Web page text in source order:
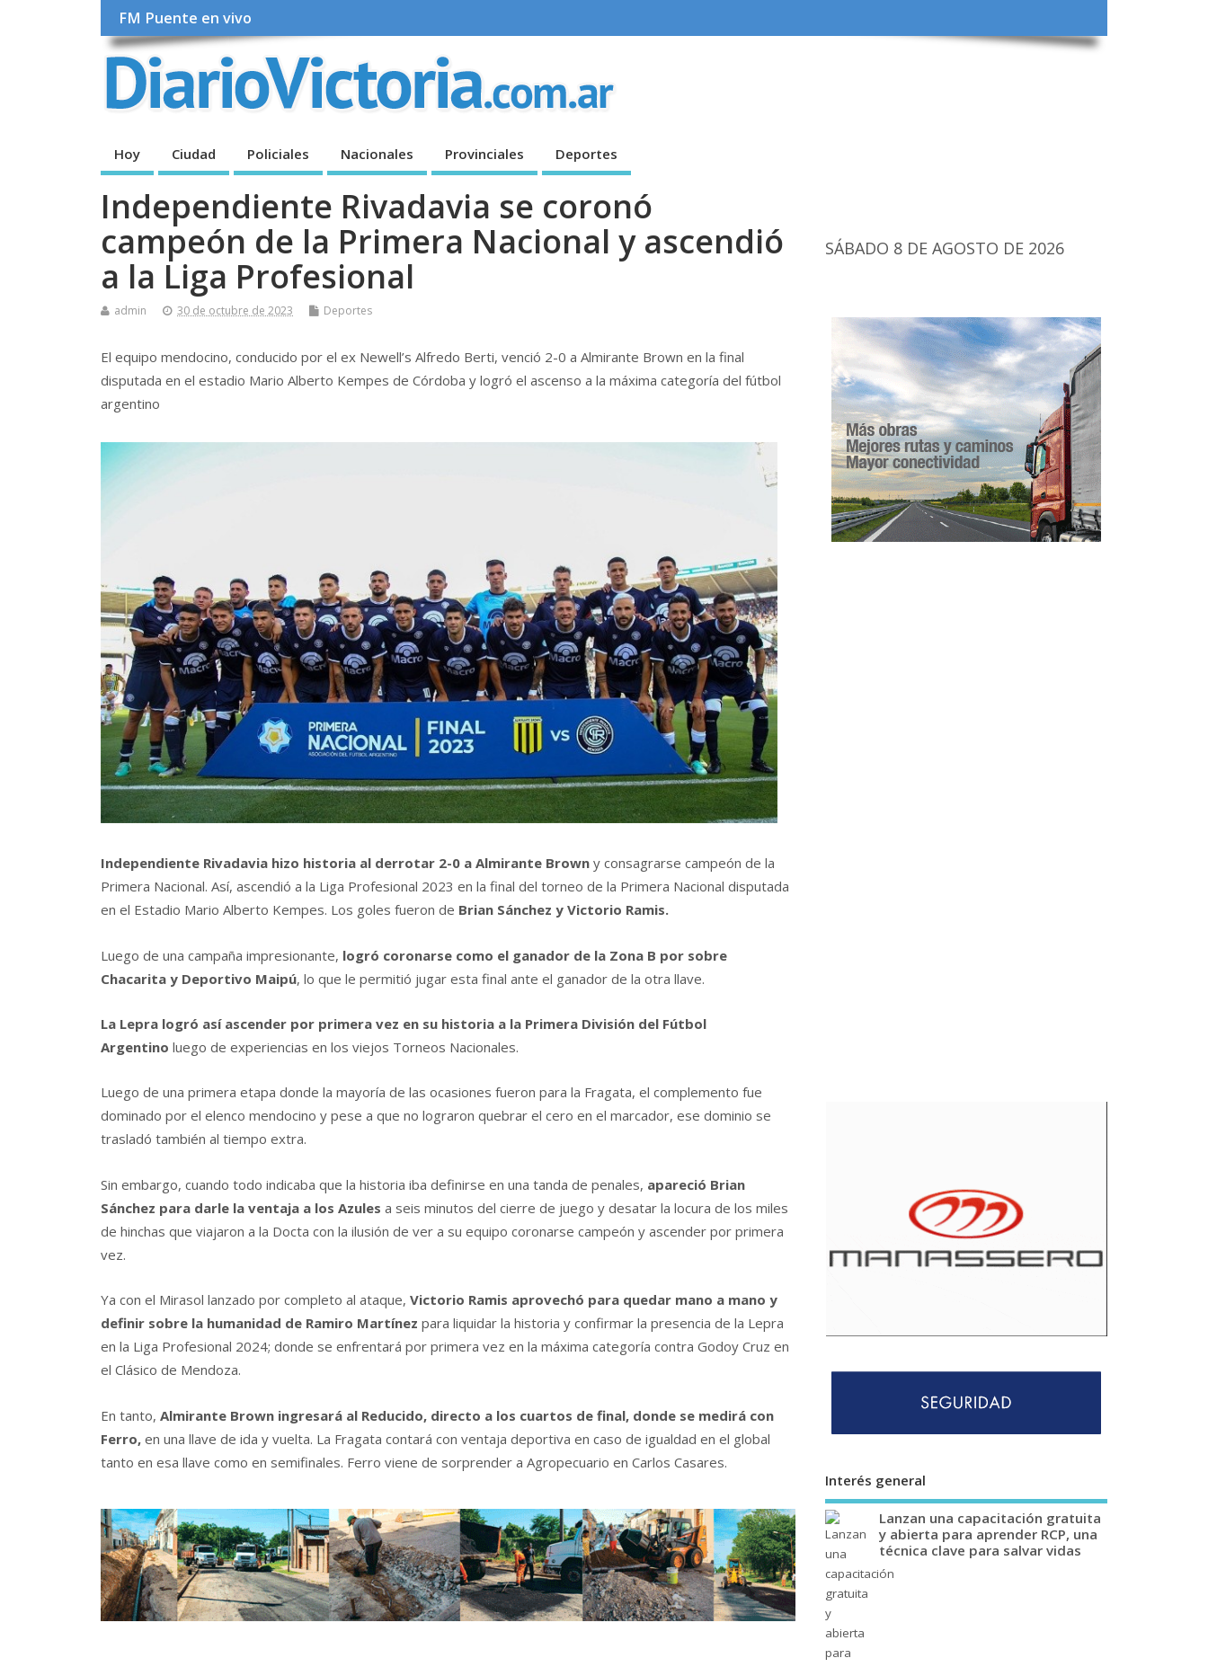
FM Puente en vivo
Hoy Ciudad Policiales Nacionales Provinciales Deportes
Independiente Rivadavia se coronó
campeón de la Primera Nacional y ascendió
a la Liga Profesional
admin 30 de octubre de 2023 Deportes
El equipo mendocino, conducido por el ex Newell’s Alfredo Berti, venció 2-0 a Almirante Brown en la final
disputada en el estadio Mario Alberto Kempes de Córdoba y logró el ascenso a la máxima categoría del fútbol
argentino
Independiente Rivadavia hizo historia al derrotar 2-0 a Almirante Brown y consagrarse campeón de la
Primera Nacional. Así, ascendió a la Liga Profesional 2023 en la final del torneo de la Primera Nacional disputada
en el Estadio Mario Alberto Kempes. Los goles fueron de Brian Sánchez y Victorio Ramis.
Luego de una campaña impresionante, logró coronarse como el ganador de la Zona B por sobre
Chacarita y Deportivo Maipú, lo que le permitió jugar esta final ante el ganador de la otra llave.
La Lepra logró así ascender por primera vez en su historia a la Primera División del Fútbol
Argentino luego de experiencias en los viejos Torneos Nacionales.
Luego de una primera etapa donde la mayoría de las ocasiones fueron para la Fragata, el complemento fue
dominado por el elenco mendocino y pese a que no lograron quebrar el cero en el marcador, ese dominio se
trasladó también al tiempo extra.
Sin embargo, cuando todo indicaba que la historia iba definirse en una tanda de penales, apareció Brian
Sánchez para darle la ventaja a los Azules a seis minutos del cierre de juego y desatar la locura de los miles
de hinchas que viajaron a la Docta con la ilusión de ver a su equipo coronarse campeón y ascender por primera
vez.
Ya con el Mirasol lanzado por completo al ataque, Victorio Ramis aprovechó para quedar mano a mano y
definir sobre la humanidad de Ramiro Martínez para liquidar la historia y confirmar la presencia de la Lepra
en la Liga Profesional 2024; donde se enfrentará por primera vez en la máxima categoría contra Godoy Cruz en
el Clásico de Mendoza.
En tanto, Almirante Brown ingresará al Reducido, directo a los cuartos de final, donde se medirá con
Ferro, en una llave de ida y vuelta. La Fragata contará con ventaja deportiva en caso de igualdad en el global
tanto en esa llave como en semifinales. Ferro viene de sorprender a Agropecuario en Carlos Casares.
SÁBADO 8 DE AGOSTO DE 2026
Interés general
Lanzan una capacitación gratuita
y abierta para aprender RCP, una
técnica clave para salvar vidas